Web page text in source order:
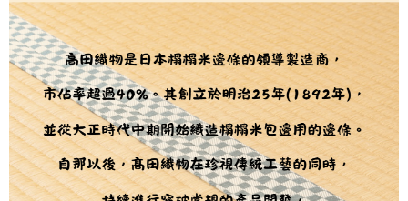
３．未成年的使用者請事先徵得法定代理人或監護人之同意方可使用
「AFTEE先享後付」，若未經同意申辦者引起之損失，本公司不負相關責
任。
４．使用「AFTEE先享後付」時，將依據個別帳號之用戶狀況，依本公司即
時審查核予不同之上限額度；若仍有額度不足之情形，本公司將視審查結果
請求用戶進行身份認證。
５．嚴禁一人註冊多個帳號或使用他人資訊註冊。若發現惡意使用之情形，
恩沛科技股份有限公司將有權停止該用戶之使用額度並採取法律行動。